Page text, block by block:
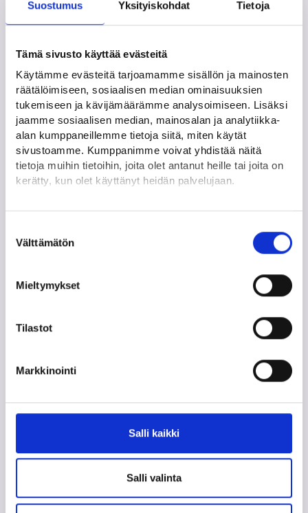
Suostumus Yksityiskohdat Tietoja
Tämä sivusto käyttää evästeitä
Käytämme evästeitä tarjoamamme sisällön ja mainosten
räätälöimiseen, sosiaalisen median ominaisuuksien
tukemiseen ja kävijämäärämme analysoimiseen. Lisäksi
jaamme sosiaalisen median, mainosalan ja analytiikka-
alan kumppaneillemme tietoja siitä, miten käytät
sivustoamme. Kumppanimme voivat yhdistää näitä
tietoja muihin tietoihin, joita olet antanut heille tai joita on
kerätty, kun olet käyttänyt heidän palvelujaan.
Löydät tietoa evästeiden käyttötarkoituksista
Lue tarkemmin
valinta
Välttämätön
Mieltymykset
Tilastot
Markkinointi
Salli kaikki
Salli valinta
Työurani on alussa
Haen työttömyysturvaa
Haluan muutosta työelämääni
Työttömyyteni on jatkunut pitkään
Olen kiinnostunut itseni työllistämisestä
Yrityksen perustaminen kiinnostaa
Haluan opiskella
Olen palaamassa työelämään